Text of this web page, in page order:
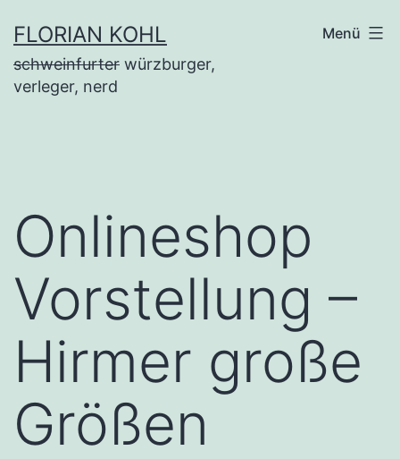
Inhalt
springen
FLORIAN KOHL
schweinfurter würzburger,
verleger, nerd
Menü
Onlineshop
Vorstellung –
Hirmer große
Größen